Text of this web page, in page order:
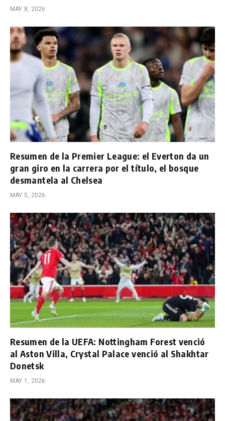
MAY 8, 2026
Resumen de la Premier League: el Everton da un
gran giro en la carrera por el título, el bosque
desmantela al Chelsea
MAY 5, 2026
Resumen de la UEFA: Nottingham Forest venció
al Aston Villa, Crystal Palace venció al Shakhtar
Donetsk
MAY 1, 2026